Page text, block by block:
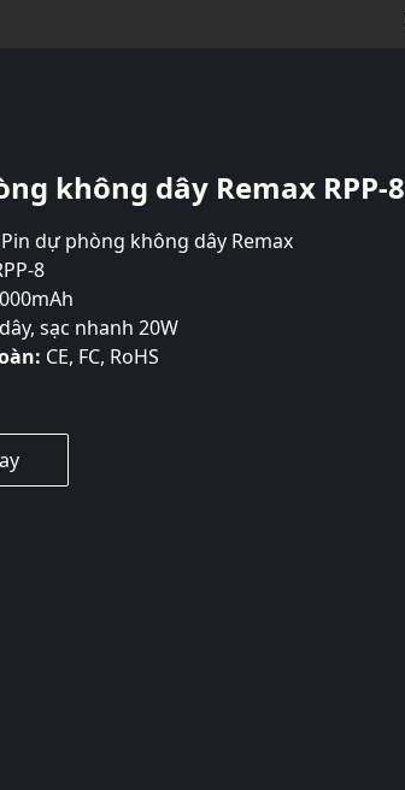
không dây Remax RPP-8
Pin dự phòng không dây Remax
8
sạc nhanh 20W
CE, FC, RoHS